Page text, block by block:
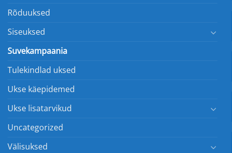
Rõduuksed
Siseuksed
Suvekampaania
Tulekindlad uksed
Ukse käepidemed
Ukse lisatarvikud
Uncategorized
Välisuksed